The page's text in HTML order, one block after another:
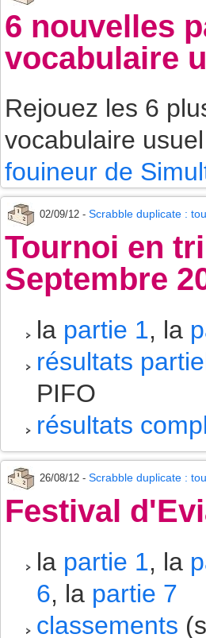
6 nouvelles
vocabulaire
Rejouez les 6
vocabulaire
fouineur de
02/09/12 - Scrabble duplicate :
Tournoi en
Septembre
la partie 1, la
résultats
PIFO
résultats
26/08/12 - Scrabble duplicate :
Festival
la partie 1, la
6, la partie 7
classements